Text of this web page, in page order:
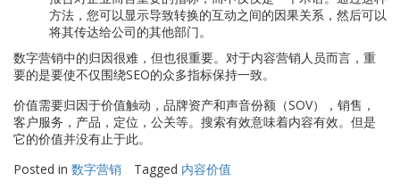
方法，您可以显示导致转换的互动之间的因果关系，然后可以
将其传达给公司的其他部门。
数字营销中的归因很难，但也很重要。对于内容营销人员而言，重
要的是要使不仅围绕SEO的众多指标保持一致。
价值需要归因于价值触动，品牌资产和声音份额（SOV），销售，
客户服务，产品，定位，公关等。搜索有效意味着内容有效。但是
它的价值并没有止于此。
Posted in 数字营销 Tagged 内容价值